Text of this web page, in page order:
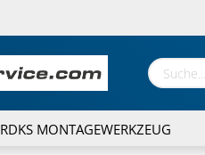
RDKS MONTAGEWERKZEUG